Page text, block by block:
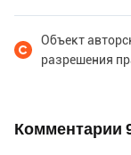
Объект
разрешения
Комментарии